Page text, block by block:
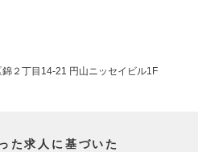
２丁目14-21 円山ニッセイビル1F
た求人に基づいた